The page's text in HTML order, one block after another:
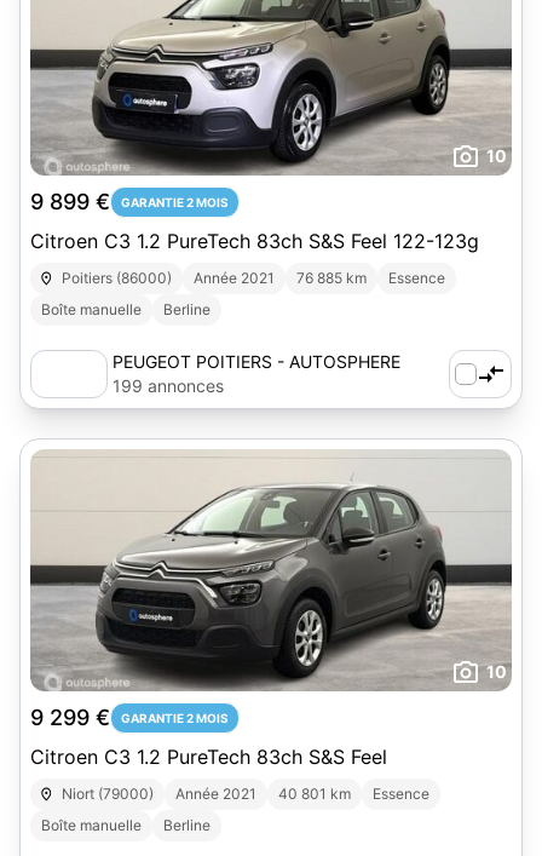
10
9 899 € GARANTIE 2 MOIS
Citroen C3 1.2 PureTech 83ch S&S Feel 122-123g
Poitiers (86000) Année 2021 76 885 km
Essence
Boîte manuelle
Berline
PEUGEOT POITIERS - AUTOSPHERE
199 annonces
10
9 299 € GARANTIE 2 MOIS
Citroen C3 1.2 PureTech 83ch S&S Feel
Niort (79000) Année 2021 40 801 km
Essence
Boîte manuelle
Berline